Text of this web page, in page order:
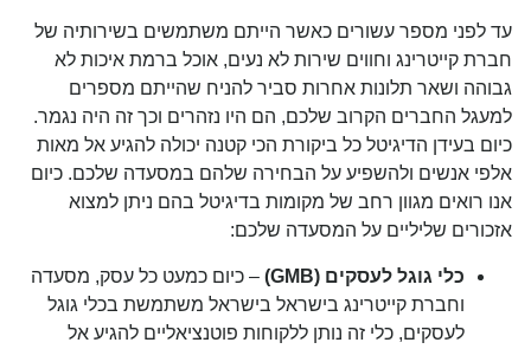
עד לפני מספר עשורים כאשר הייתם משתמשים בשירותיה של
חברת קייטרינג וחווים שירות לא נעים, אוכל ברמת איכות לא
גבוהה ושאר תלונות אחרות סביר להניח שהייתם מספרים
למעגל החברים הקרוב שלכם, הם היו נזהרים וכך זה היה נגמר.
כיום בעידן הדיגיטל כל ביקורת הכי קטנה יכולה להגיע אל מאות
אלפי אנשים ולהשפיע על הבחירה שלהם במסעדה שלכם. כיום
אנו רואים מגוון רחב של מקומות בדיגיטל בהם ניתן למצוא
אזכורים שליליים על המסעדה שלכם:
כלי גוגל לעסקים (GMB) – כיום כמעט כל עסק, מסעדה
וחברת קייטרינג בישראל בישראל משתמשת בכלי גוגל
לעסקים, כלי זה נותן ללקוחות פוטנציאליים להגיע אל